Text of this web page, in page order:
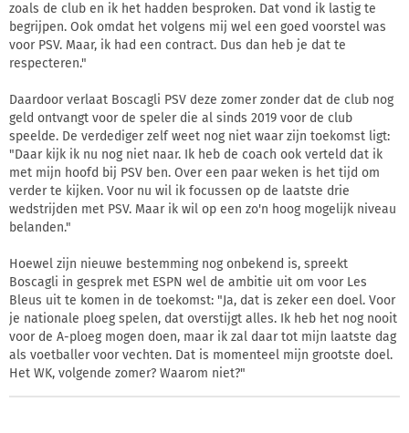
zoals de club en ik het hadden besproken. Dat vond ik lastig te
begrijpen. Ook omdat het volgens mij wel een goed voorstel was
voor PSV. Maar, ik had een contract. Dus dan heb je dat te
respecteren."
Daardoor verlaat Boscagli PSV deze zomer zonder dat de club nog
geld ontvangt voor de speler die al sinds 2019 voor de club
speelde. De verdediger zelf weet nog niet waar zijn toekomst ligt:
"Daar kijk ik nu nog niet naar. Ik heb de coach ook verteld dat ik
met mijn hoofd bij PSV ben. Over een paar weken is het tijd om
verder te kijken. Voor nu wil ik focussen op de laatste drie
wedstrijden met PSV. Maar ik wil op een zo'n hoog mogelijk niveau
belanden."
Hoewel zijn nieuwe bestemming nog onbekend is, spreekt
Boscagli in gesprek met ESPN wel de ambitie uit om voor Les
Bleus uit te komen in de toekomst: "Ja, dat is zeker een doel. Voor
je nationale ploeg spelen, dat overstijgt alles. Ik heb het nog nooit
voor de A-ploeg mogen doen, maar ik zal daar tot mijn laatste dag
als voetballer voor vechten. Dat is momenteel mijn grootste doel.
Het WK, volgende zomer? Waarom niet?"